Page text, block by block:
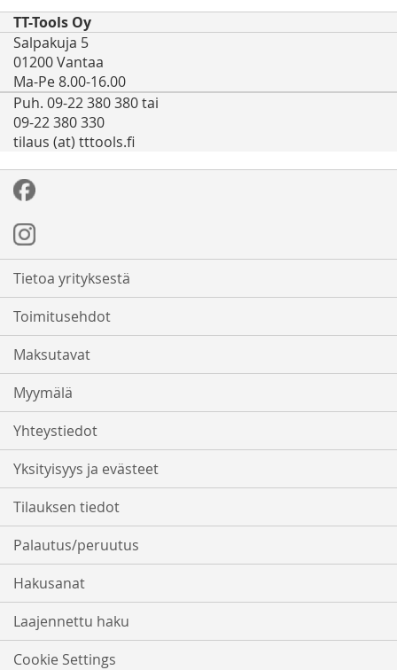
TT-Tools Oy
Salpakuja 5
01200 Vantaa
Ma-Pe 8.00-16.00
Puh. 09-22 380 380 tai
09-22 380 330
tilaus (at) tttools.fi
Tietoa yrityksestä
Toimitusehdot
Maksutavat
Myymälä
Yhteystiedot
Yksityisyys ja evästeet
Tilauksen tiedot
Palautus/peruutus
Hakusanat
Laajennettu haku
Cookie Settings